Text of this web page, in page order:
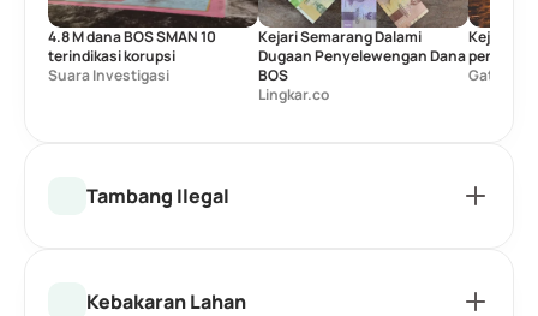
4.8 M dana BOS SMAN 10
terindikasi korupsi
Suara Investigasi
Kejari Semarang Dalami
Dugaan Penyelewengan Dana
BOS
Lingkar.co
Kejari
Tambang Ilegal
Kebakaran Lahan